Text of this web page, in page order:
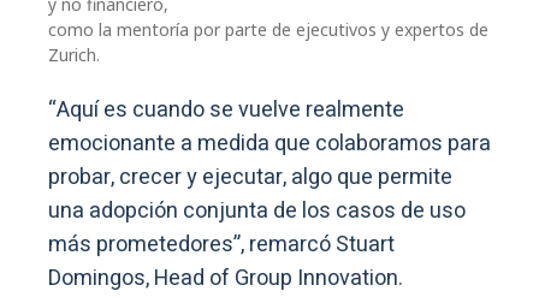
y no financiero,
como la mentoría por parte de ejecutivos y expertos de
Zurich.
“Aquí es cuando se vuelve realmente
emocionante a medida que colaboramos para
probar, crecer y ejecutar, algo que permite
una adopción conjunta de los casos de uso
más prometedores”, remarcó Stuart
Domingos, Head of Group Innovation.